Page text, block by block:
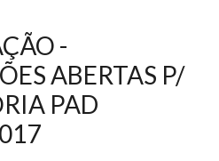
-
ABERTAS P/
PAD